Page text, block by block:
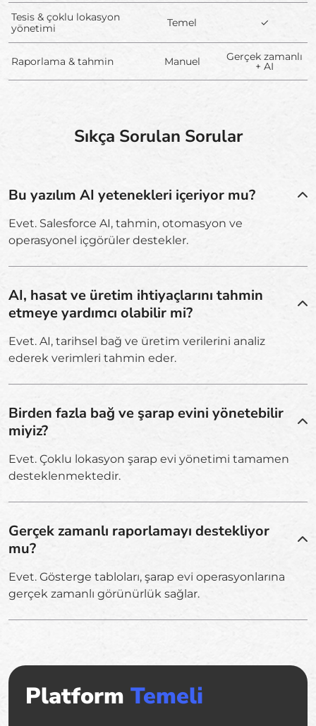
Tesis & çoklu lokasyon
yönetimi
Temel ✓
Raporlama & tahmin Manuel Gerçek zamanlı
+ AI
Sıkça Sorulan Sorular
Bu yazılım AI yetenekleri içeriyor mu?
Evet. Salesforce AI, tahmin, otomasyon ve
operasyonel içgörüler destekler.
AI, hasat ve üretim ihtiyaçlarını tahmin
etmeye yardımcı olabilir mi?
Evet. AI, tarihsel bağ ve üretim verilerini analiz
ederek verimleri tahmin eder.
Birden fazla bağ ve şarap evini yönetebilir
miyiz?
Evet. Çoklu lokasyon şarap evi yönetimi tamamen
desteklenmektedir.
Gerçek zamanlı raporlamayı destekliyor
mu?
Evet. Gösterge tabloları, şarap evi operasyonlarına
gerçek zamanlı görünürlük sağlar.
Platform Temeli